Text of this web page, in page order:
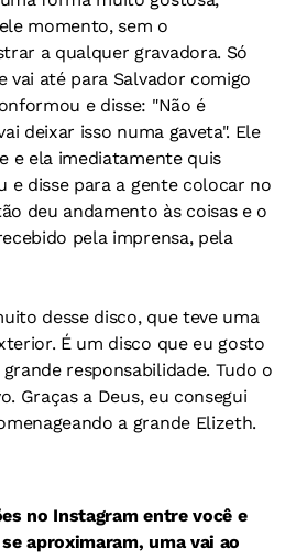
momento, sem o
a qualquer gravadora. Só
vai até para Salvador comigo
e disse: "Não é
deixar isso numa gaveta". Ele
e ela imediatamente quis
e disse para a gente colocar no
deu andamento às coisas e o
pela imprensa, pela
desse disco, que teve uma
É um disco que eu gosto
responsabilidade. Tudo o
Graças a Deus, eu consegui
a grande Elizeth.
no Instagram entre você e
aproximaram, uma vai ao